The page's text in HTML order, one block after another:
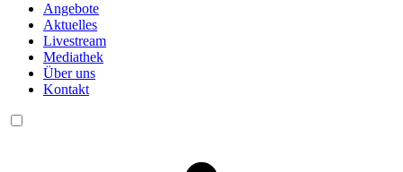
Angebote
Aktuelles
Livestream
Mediathek
Über uns
Kontakt